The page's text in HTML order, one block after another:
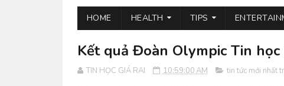
HOME HEALTH TIPS
Kết quả Đoàn Olympic Tin
TIN HỌC GIÁ RAI 10:59:00 AM tin tức mới nhất